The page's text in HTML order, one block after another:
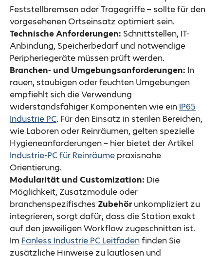
Feststellbremsen oder Tragegriffe – sollte für den
vorgesehenen Ortseinsatz optimiert sein.
Technische Anforderungen: Schnittstellen, IT-
Anbindung, Speicherbedarf und notwendige
Peripheriegeräte müssen prüft werden.
Branchen- und Umgebungsanforderungen: In
rauen, staubigen oder feuchten Umgebungen
empfiehlt sich die Verwendung
widerstandsfähiger Komponenten wie ein IP65
Industrie PC. Für den Einsatz in sterilen Bereichen,
wie Laboren oder Reinräumen, gelten spezielle
Hygieneanforderungen – hier bietet der Artikel
Industrie-PC für Reinräume praxisnahe
Orientierung.
Modularität und Customization: Die
Möglichkeit, Zusatzmodule oder
branchenspezifisches Zubehör unkompliziert zu
integrieren, sorgt dafür, dass die Station exakt
auf den jeweiligen Workflow zugeschnitten ist.
Im Fanless Industrie PC Leitfadenfinden Sie
zusätzliche Hinweise zu lautlosen und